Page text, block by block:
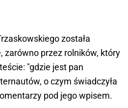
została
zarówno przez rolników, który
"gdzie jest pan
o czym świadczyła
pod jego wpisem.